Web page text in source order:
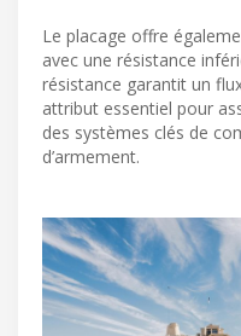
Le placage offre
avec une résistance
résistance garantit un
attribut essentiel pour
des systèmes clés de
d’armement.